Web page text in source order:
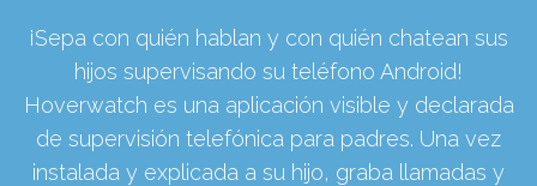
¡Sepa con quién hablan y con quién chatean sus
hijos supervisando su teléfono Android!
Hoverwatch es una aplicación visible y declarada
de supervisión telefónica para padres. Una vez
instalada y explicada a su hijo, graba llamadas y